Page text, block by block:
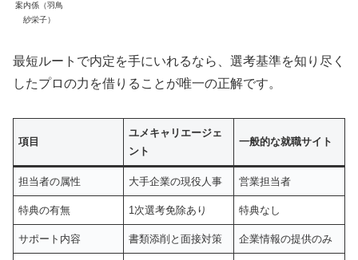
案内係（羽鳥
紗栄子）
最短ルートで内定を手にいれるなら、選考基準を知り尽く
したプロの力を借りることが唯一の正解です。
項目
ユメキャリエージェ
ント
一般的な就職サイト
担当者の属性 大手企業の現役人事 営業担当者
特典の有無 1次選考免除あり 特典なし
サポート内容 書類添削と面接対策 企業情報の提供のみ